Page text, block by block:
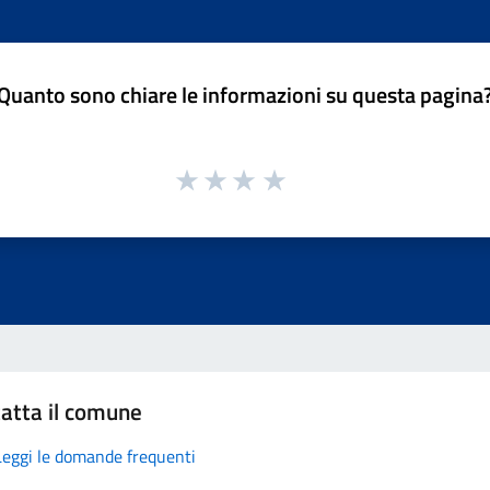
sono chiare le informazioni su questa
il comune
le domande frequenti